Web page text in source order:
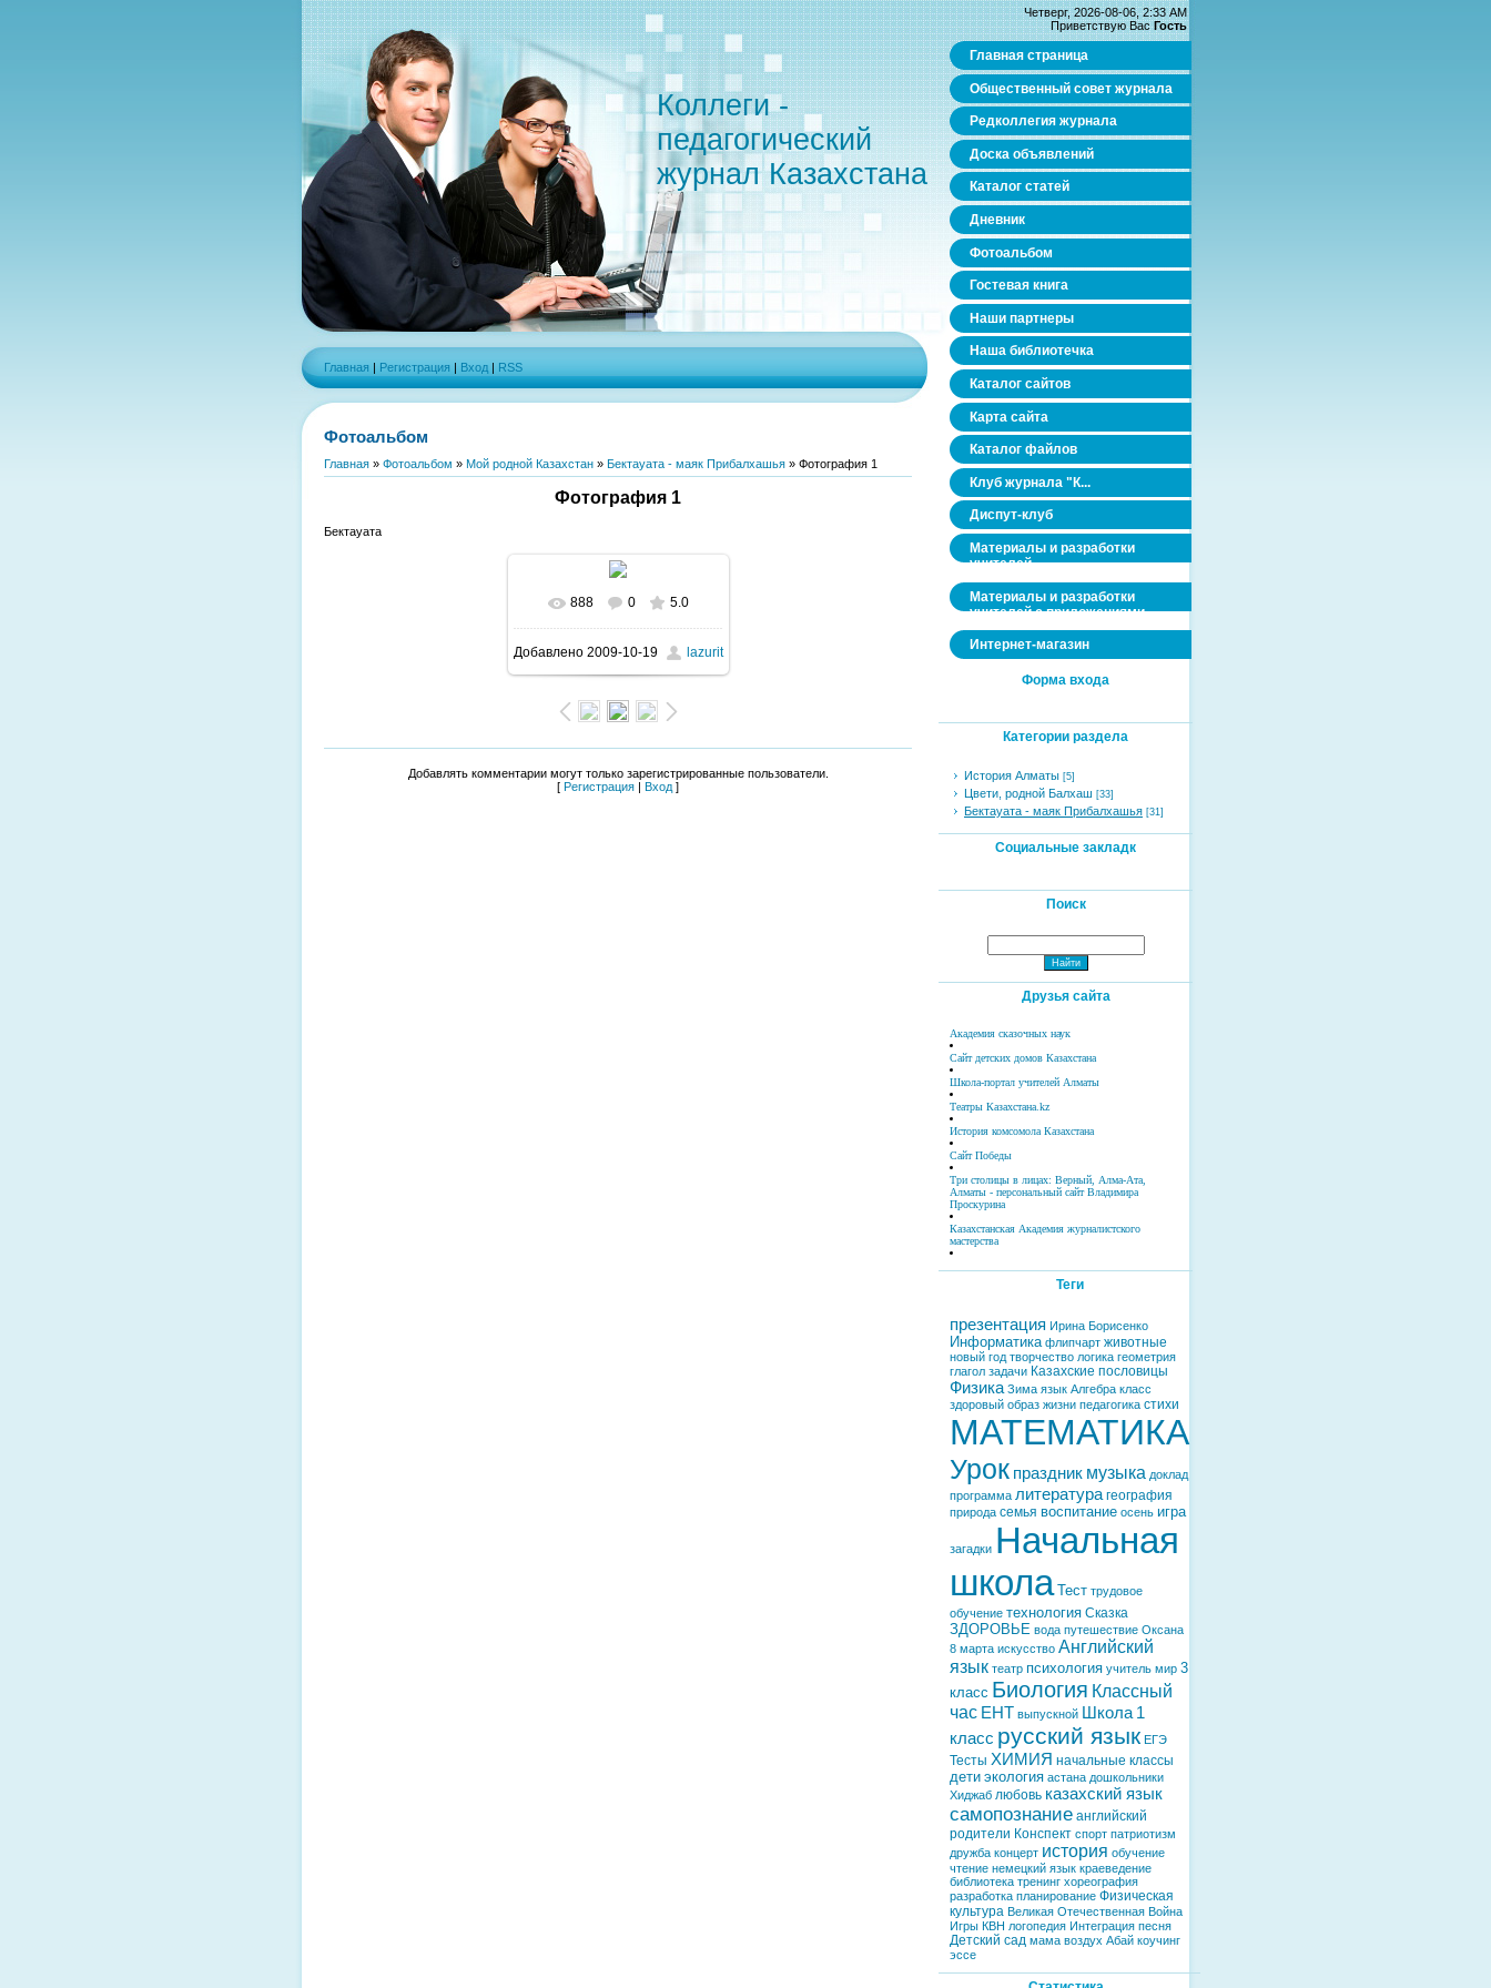
Коллеги -
педагогический
журнал Казахстана
Главная | Регистрация | Вход | RSS
Фотоальбом
Главная » Фотоальбом » Мой родной Казахстан » Бектауата - маяк Прибалхашья » Фотография 1
Фотография 1
Бектауата
888 0 5.0
Добавлено2009-10-19 lazurit
Добавлять комментарии могут только зарегистрированные пользователи.
[ Регистрация | Вход ]
Четверг, 2026-08-06, 2:33 AM
Приветствую Вас Гость
Главная страница
Общественный совет журнала
Редколлегия журнала
Доска объявлений
Каталог статей
Дневник
Фотоальбом
Гостевая книга
Наши партнеры
Наша библиотечка
Каталог сайтов
Карта сайта
Каталог файлов
Клуб журнала "К...
Диспут-клуб
Материалы и разработки
учителей
Материалы и разработки
учителей с приложениями
Интернет-магазин
Форма входа
Категории раздела
История Алматы [5]
Цвети, родной Балхаш [33]
Бектауата - маяк Прибалхашья [31]
Социальные закладк
Поиск
Друзья сайта
Академия сказочных наук
Сайт детских домов Казахстана
Школа-портал учителей Алматы
Театры Казахстана.kz
История комсомола Казахстана
Сайт Победы
Три столицы в лицах: Верный, Алма-Ата,
Алматы - персональный сайт Владимира
Проскурина
Казахстанская Академия журналистского
мастерства
Теги
презентация Ирина Борисенко
Информатика флипчарт животные
новый год творчество логика геометрия
глагол задачи Казахские пословицы
Физика Зима язык Алгебра класс
здоровый образ жизни педагогика стихи
МАТЕМАТИКА
Урок праздник музыка доклад
программа литература география
природа семья воспитание осень игра
загадки Начальная
школа Тест трудовое
обучение технология Сказка
ЗДОРОВЬЕ вода путешествие Оксана
8 марта искусство Английский
язык театр психология учитель мир 3
класс Биология Классный
час ЕНТ выпускной Школа 1
класс русский язык ЕГЭ
Тесты ХИМИЯ начальные классы
дети экология астана дошкольники
Хиджаб любовь казахский язык
самопознание английский
родители Конспект спорт патриотизм
дружба концерт история обучение
чтение немецкий язык краеведение
библиотека тренинг хореография
разработка планирование Физическая
культура Великая Отечественная Война
Игры КВН логопедия Интеграция песня
Детский сад мама воздух Абай коучинг
эссе